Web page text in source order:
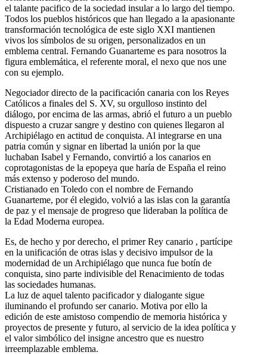
el talante pacifico de la sociedad insular a lo largo del tiempo.
Todos los pueblos históricos que han llegado a la apasionante
transformación tecnológica de este siglo XXI mantienen
vivos los símbolos de su origen, personalizados en un
emblema central. Fernando Guanarteme es para nosotros la
figura emblemática, el referente moral, el nexo que nos une
con su ejemplo.
Negociador directo de la pacificación canaria con los Reyes
Católicos a finales del S. XV, su orgulloso instinto del
diálogo, por encima de las armas, abrió el futuro a un pueblo
dispuesto a cruzar sangre y destino con quienes llegaron al
Archipiélago en actitud de conquista. Al integrarse en una
patria común y signar en libertad la unión por la que
luchaban Isabel y Fernando, convirtió a los canarios en
coprotagonistas de la epopeya que haría de España el reino
más extenso y poderoso del mundo.
Cristianado en Toledo con el nombre de Fernando
Guanarteme, por él elegido, volvió a las islas con la garantía
de paz y el mensaje de progreso que lideraban la política de
la Edad Moderna europea.
Es, de hecho y por derecho, el primer Rey canario , partícipe
en la unificación de otras islas y decisivo impulsor de la
modernidad de un Archipiélago que nunca fue botín de
conquista, sino parte indivisible del Renacimiento de todas
las sociedades humanas.
La luz de aquel talento pacificador y dialogante sigue
iluminando el profundo ser canario. Motiva por ello la
edición de este amistoso compendio de memoria histórica y
proyectos de presente y futuro, al servicio de la idea política y
el valor simbólico del insigne ancestro que es nuestro
irreemplazable emblema.